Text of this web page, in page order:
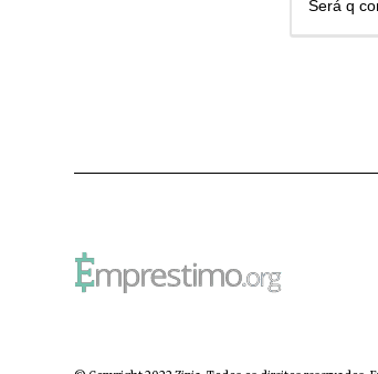
Será q